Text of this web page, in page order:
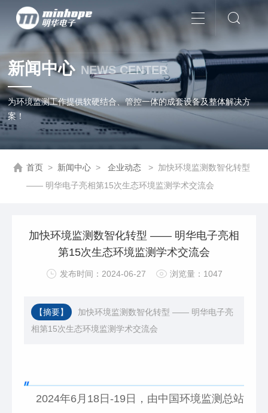
新闻中心 NEWS CENTER
为环境监测工作提供软硬结合、管控一体的成套设备及整体解决方
案！
首页 > 新闻中心 > 企业动态 > 加快环境监测数智化转型
—— 明华电子亮相第15次生态环境监测学术交流会
加快环境监测数智化转型 —— 明华电子亮相
第15次生态环境监测学术交流会
发布时间：2024-06-27 浏览量：1047
【摘要】
加快环境监测数智化转型 —— 明华电子亮
相第15次生态环境监测学术交流会
2024年6月18日-19日，由中国环境监测总站